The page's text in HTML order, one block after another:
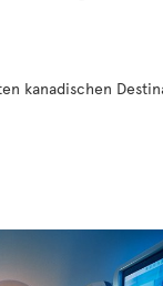
kanadischen